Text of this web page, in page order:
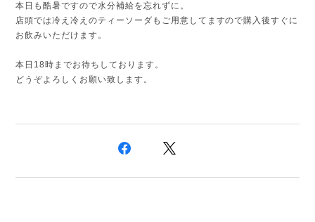
本日も酷暑ですので水分補給を忘れずに。
店頭では冷え冷えのティーソーダもご用意してますので購入後すぐに
お飲みいただけます。
本日18時までお待ちしております。
どうぞよろしくお願い致します。